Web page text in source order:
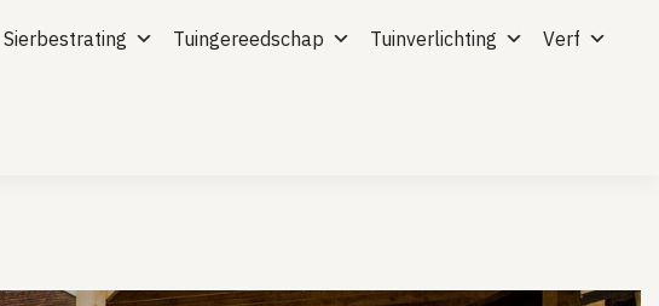
Sierbestrating Tuingereedschap Tuinverlichting Verf